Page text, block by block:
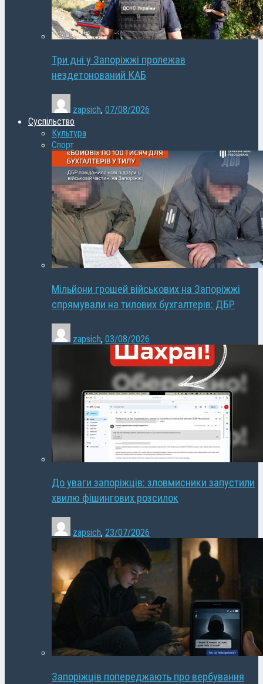
Три дні у Запоріжжі пролежав
нездетонований КАБ
zapsich, 07/08/2026
Суспільство
Культура
Спорт
Мільйони грошей військових на Запоріжжі
спрямували на тилових бухгалтерів: ДБР
zapsich, 03/08/2026
До уваги запоріжців: зловмисники запустили
хвилю фішингових розсилок
zapsich, 23/07/2026
Запоріжців попереджають про вербування